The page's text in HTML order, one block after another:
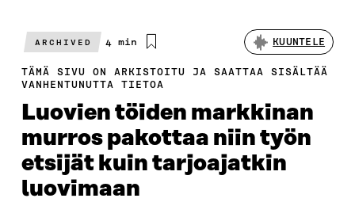
ARCHIVED
Arvioitu
4 min KUUNTELE
TÄMÄ SIVU ON ARKISTOITU JA SAATTAA SISÄLTÄÄ
VANHENTUNUTTA TIETOA
Luovien töiden markkinan
murros pakottaa niin työn
etsijät kuin tarjoajatkin
luovimaan